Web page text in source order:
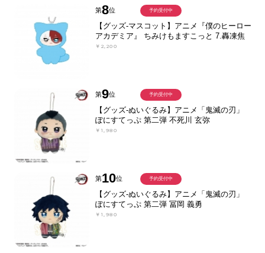
第8位
【グッズ-マスコット】アニメ『僕のヒーロー
アカデミア』 ちみけもますこっと 7.轟凍焦
￥2,200
予約受付中
第9位
【グッズ-ぬいぐるみ】アニメ「鬼滅の刃」
ぽにすてっぷ 第二弾 不死川 玄弥
￥1,980
予約受付中
第10位
【グッズ-ぬいぐるみ】アニメ「鬼滅の刃」
ぽにすてっぷ 第二弾 冨岡 義勇
￥1,980
予約受付中